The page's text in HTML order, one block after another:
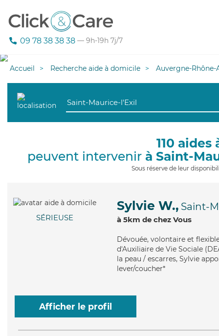
09 78 38 38 38 — 9h-19h 7j/7
Accueil Recherche aide à domicile Auvergne-Rhône-
110
peuvent intervenir à Saint-
Sous réserve de leur
SÉRIEUSE
Sylvie W., Saint-
à 5km de chez Vous
Dévouée, volontaire et
d'Auxiliaire de Vie Sociale
la peau / escarres, Sylvie
lever/coucher*
Afficher le profil